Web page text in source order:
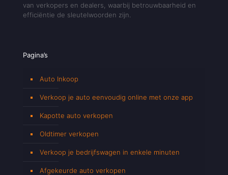
van verkopers en dealers, waarbij betrouwbaarheid en
efficiëntie de sleutelwoorden zijn.
Pagina’s
Auto Inkoop
Verkoop je auto eenvoudig online met onze app
Kapotte auto verkopen
Oldtimer verkopen
Verkoop je bedrijfswagen in enkele minuten
Afgekeurde auto verkopen